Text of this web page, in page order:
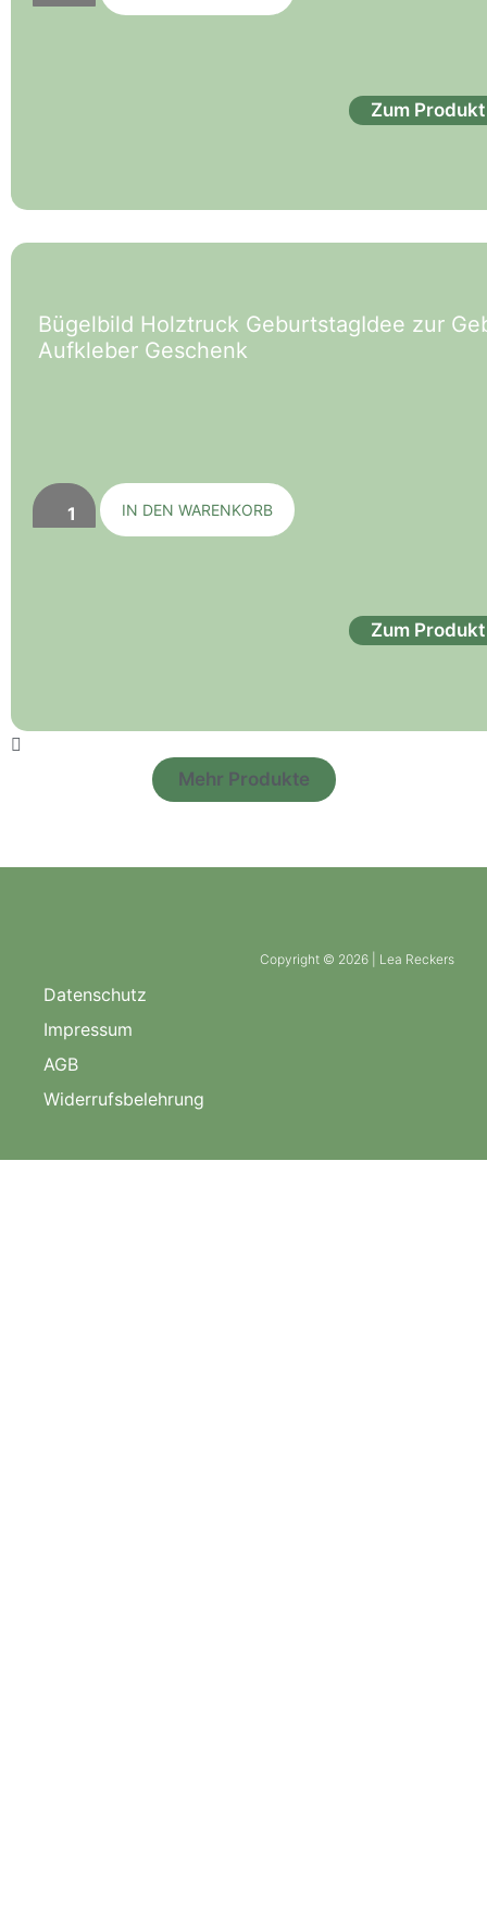
Zum Produkt
Bügelbild Holztruck GeburtstagIdee zur
Aufkleber Geschenk
IN DEN WARENKORB
Zum Produkt
Mehr Produkte
Copyright © 2026 | Lea Reckers
Datenschutz
Impressum
AGB
Widerrufsbelehrung